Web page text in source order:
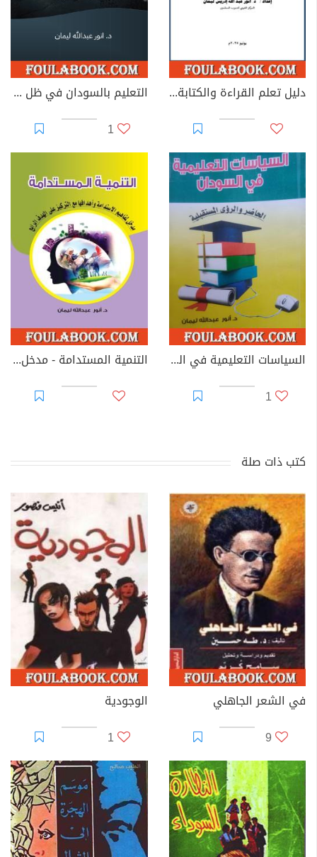
دليل تعلم القراءة والكتابة والحساب وفقا لمنهجية التدريس على المستوى الصحيح (TaRL)
التعليم بالسودان في ظل حرب الخامس عشر من أبريل 2023 - التحديات والفرص
1
السياسات التعليمية في السودان - الحاضر والرؤى المستقبلية
1
التنمية المستدامة - مدخل لمفاهيم الاستدامة وأهدافها
كتب ذات صلة
في الشعر الجاهلي
9
الوجودية
1